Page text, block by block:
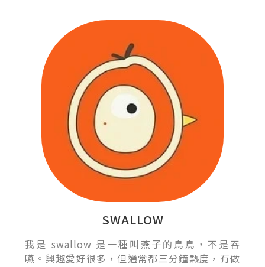
SWALLOW
我是 swallow 是一種叫燕子的鳥鳥，不是吞
嚥。興趣愛好很多，但通常都三分鐘熱度，有做